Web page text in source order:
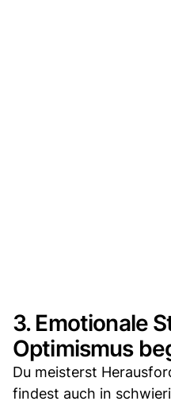
3. Emotionale
Optimismus
Du meisterst
findest auch in